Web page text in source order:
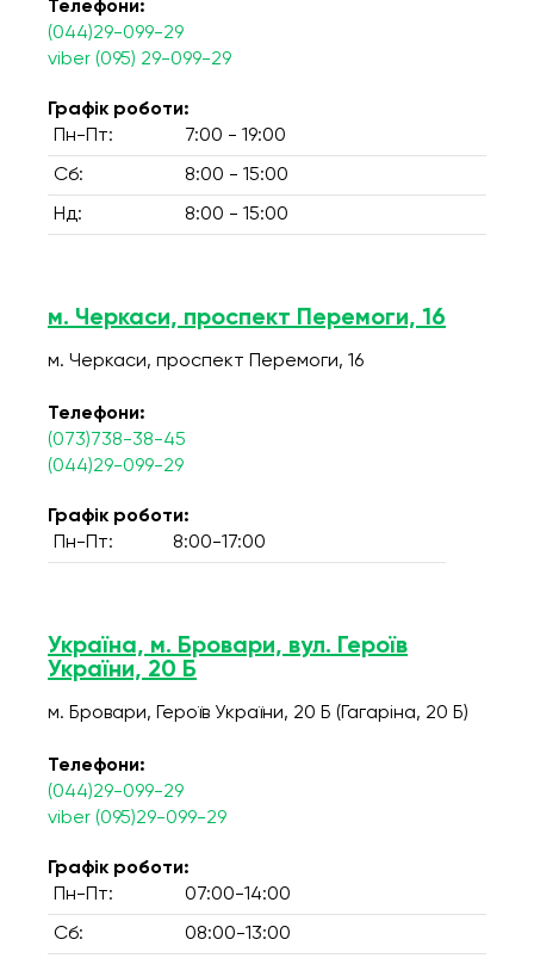
Телефони:
(044)29-099-29
viber (095) 29-099-29
Графік роботи:
Пн-Пт:
7:00 - 19:00
Сб: 8:00 - 15:00
Нд: 8:00 - 15:00
м. Черкаси, проспект Перемоги, 16
м. Черкаси, проспект Перемоги, 16
Телефони:
(073)738-38-45
(044)29-099-29
Графік роботи:
Пн-Пт:
8:00-17:00
Україна, м. Бровари, вул. Героїв
України, 20 Б
м. Бровари, Героїв України, 20 Б (Гагаріна, 20 Б)
Телефони:
(044)29-099-29
viber (095)29-099-29
Графік роботи:
Пн-Пт:
07:00-14:00
Сб: 08:00-13:00